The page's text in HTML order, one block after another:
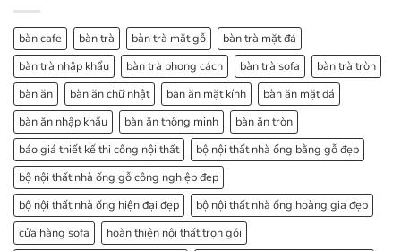
bàn cafe bàn trà bàn trà mặt gỗ
bàn trà mặt đá
bàn trà nhập khẩu
bàn trà phong cách bàn trà sofa
bàn trà tròn
bàn ăn
bàn ăn chữ nhật bàn ăn mặt kính
bàn ăn mặt đá
bàn ăn nhập khẩu
bàn ăn thông minh
bàn ăn tròn
báo giá thiết kế thi công nội thất
bộ nội thất nhà ống bằng gỗ đẹp
bộ nội thất nhà ống gỗ công nghiệp đẹp
bộ nội thất nhà ống hiện đại đẹp
bộ nội thất nhà ống hoàng gia đẹp
cửa hàng sofa
hoàn thiện nội thất trọn gói